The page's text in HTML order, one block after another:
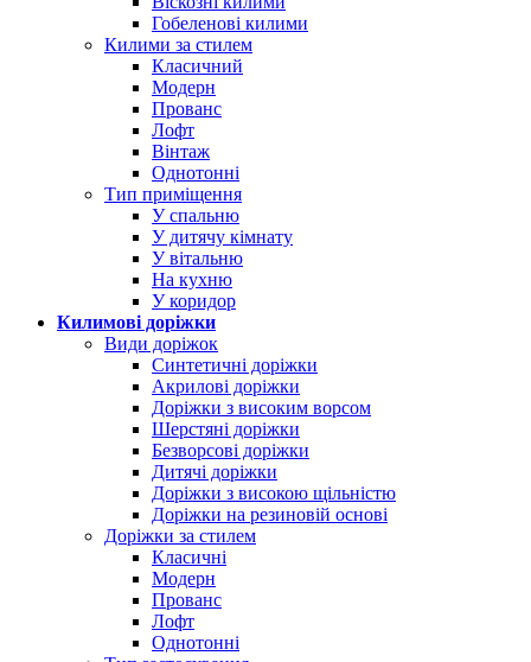
Гобеленові килими
Килими за стилем
Класичний
Модерн
Прованс
Лофт
Вінтаж
Однотонні
Тип приміщення
У спальню
У дитячу кімнату
У вітальню
На кухню
У коридор
Килимові доріжки
Види доріжок
Синтетичні доріжки
Акрилові доріжки
Доріжки з високим ворсом
Шерстяні доріжки
Безворсові доріжки
Дитячі доріжки
Доріжки з високою щільністю
Доріжки на резиновій основі
Доріжки за стилем
Класичні
Модерн
Прованс
Лофт
Однотонні